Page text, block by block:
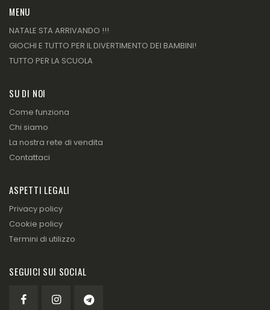
MENU
NATALE STA ARRIVANDO !!!
GIOCHI E TUTTO PER IL DIVERTIMENTO DEI BAMBINI!
TUTTO PER LA SCUOLA
SU DI NOI
Come funziona
Chi siamo
La nostra rete di vendita
Contattaci
ASPETTI LEGALI
Privacy policy
Cookie policy
Termini di utilizzo
SEGUICI SUI SOCIAL